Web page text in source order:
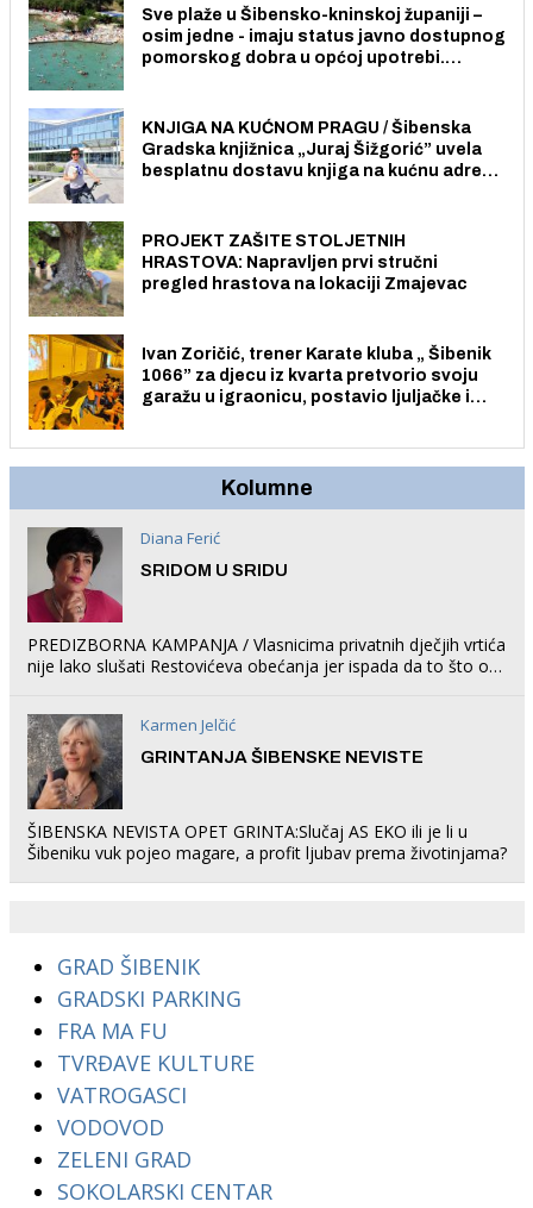
Sve plaže u Šibensko-kninskoj županiji –
osim jedne - imaju status javno dostupnog
pomorskog dobra u općoj upotrebi.
KNJIGA NA KUĆNOM PRAGU / Šibenska
Gradska knjižnica „Juraj Šižgorić” uvela
besplatnu dostavu knjiga na kućnu adresu
PROJEKT ZAŠITE STOLJETNIH
HRASTOVA: Napravljen prvi stručni
pregled hrastova na lokaciji Zmajevac
Ivan Zoričić, trener Karate kluba „ Šibenik
1066” za djecu iz kvarta pretvorio svoju
garažu u igraonicu, postavio ljuljačke i
Kolumne
Diana Ferić
SRIDOM U SRIDU
PREDIZBORNA KAMPANJA / Vlasnicima privatnih dječjih vrtića
nije lako slušati Restovićeva obećanja jer ispada da to što oni
Karmen Jelčić
GRINTANJA ŠIBENSKE NEVISTE
ŠIBENSKA NEVISTA OPET GRINTA:Slučaj AS EKO ili je li u
Šibeniku vuk pojeo magare, a profit ljubav prema životinjama?
GRAD ŠIBENIK
GRADSKI PARKING
FRA MA FU
TVRĐAVE KULTURE
VATROGASCI
VODOVOD
ZELENI GRAD
SOKOLARSKI CENTAR